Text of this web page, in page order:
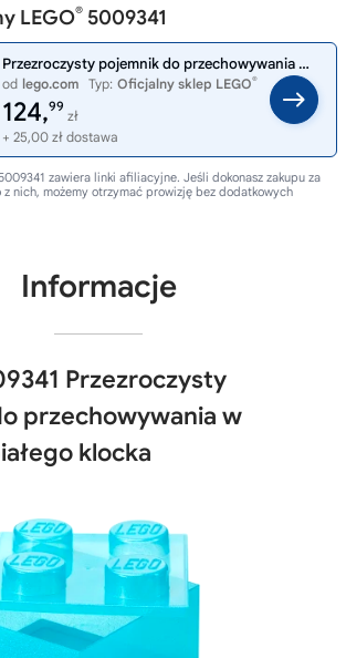
LEGO® 5009341
Przezroczysty pojemnik do przechowywania w kształcie białego klocka 5009341
od lego.com Typ: Oficjalny sklep LEGO®
124,99
zł
+ 25,00 zł dostawa
zawiera linki afiliacyjne. Jeśli dokonasz zakupu za
nich, możemy otrzymać prowizję bez dodatkowych
Informacje
Przezroczysty
przechowywania w
klocka